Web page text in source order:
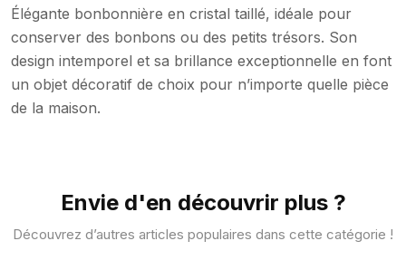
Élégante bonbonnière en cristal taillé, idéale pour
conserver des bonbons ou des petits trésors. Son
design intemporel et sa brillance exceptionnelle en font
un objet décoratif de choix pour n’importe quelle pièce
de la maison.
Envie d'en découvrir plus ?
Découvrez d’autres articles populaires dans cette catégorie !